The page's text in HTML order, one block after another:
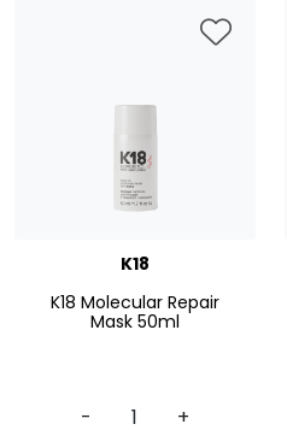
K18
K18 Molecular Repair
Mask 50ml
- +